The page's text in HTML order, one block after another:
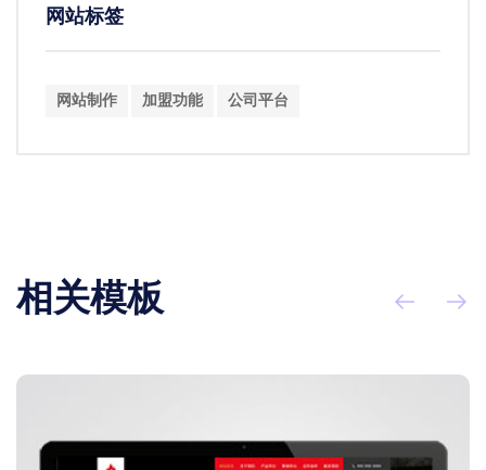
网站标签
网站制作 加盟功能 公司平台
相关模板